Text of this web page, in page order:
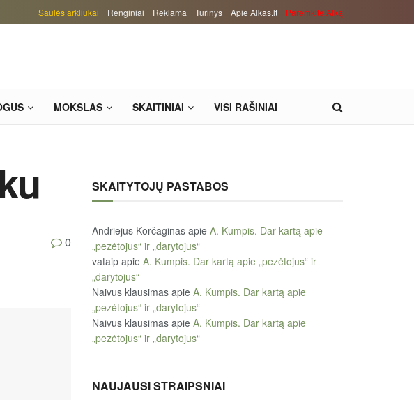
Saulės arkliukai Renginiai Reklama Turinys Apie Alkas.lt Paremkite Alką
MOKSLAS SKAITINIAI VISI RAŠINIAI
0
SKAITYTOJŲ PASTABOS
Andriejus Korčaginas apie A. Kumpis. Dar kartą apie
„pezėtojus“ ir „darytojus“
vataip apie A. Kumpis. Dar kartą apie „pezėtojus“ ir
„darytojus“
Naivus klausimas apie A. Kumpis. Dar kartą apie
„pezėtojus“ ir „darytojus“
Naivus klausimas apie A. Kumpis. Dar kartą apie
„pezėtojus“ ir „darytojus“
NAUJAUSI STRAIPSNIAI